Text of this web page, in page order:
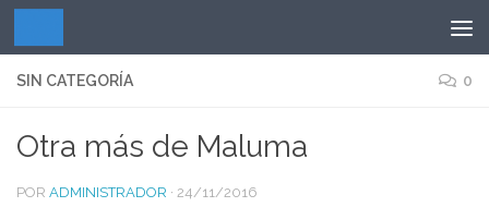
SIN CATEGORÍA 0
Otra más de Maluma
POR ADMINISTRADOR · 24/11/2016